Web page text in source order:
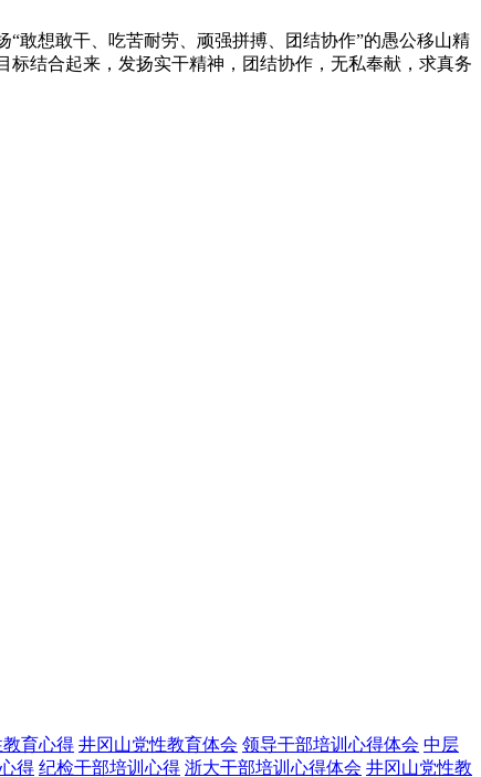
敢想敢干、吃苦耐劳、顽强拼搏、团结协作”的愚公移山精
结合起来，发扬实干精神，团结协作，无私奉献，求真务
育心得 井冈山党性教育体会 领导干部培训心得体会 中层
得 纪检干部培训心得 浙大干部培训心得体会 井冈山党性教